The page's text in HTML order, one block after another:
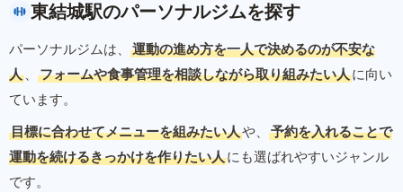
東結城駅のパーソナルジムを探す
パーソナルジムは、
運動の進め方を一人で決めるのが不安な
人 、 フォームや食事管理を相談しながら取り組みたい人に向い
ています。
目標に合わせてメニューを組みたい人や、
予約を入れることで
運動を続けるきっかけを作りたい人にも選ばれやすいジャンル
です。